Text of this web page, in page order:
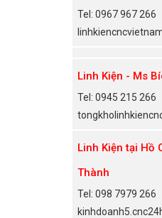
Tel: 0967 967 266
Linh Kiện - Ms
Tel: 0945 215 266
Linh Kiện tại Hồ
Thành
Tel: 098 7979 266